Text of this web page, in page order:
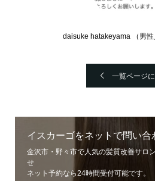
daisuke hatakeyama （男性
一覧ページ
イスカーゴをネットで問い合
金沢市・野々市で人気の髪質改善サロ
せ
ネット予約なら24時間受付可能です。